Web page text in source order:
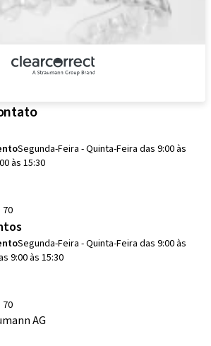
Segunda-Feira - Quinta-Feira das 9:00 às
às 15:30
70
Segunda-Feira - Quinta-Feira das 9:00 às
9:00 às 15:30
70
AG